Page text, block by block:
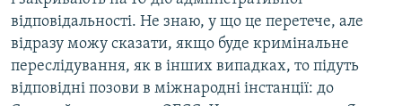
відповідальності. Не знаю, у що це перетече, але
відразу можу сказати, якщо буде кримінальне
переслідування, як в інших випадках, то підуть
відповідні позови в міжнародні інстанції: до